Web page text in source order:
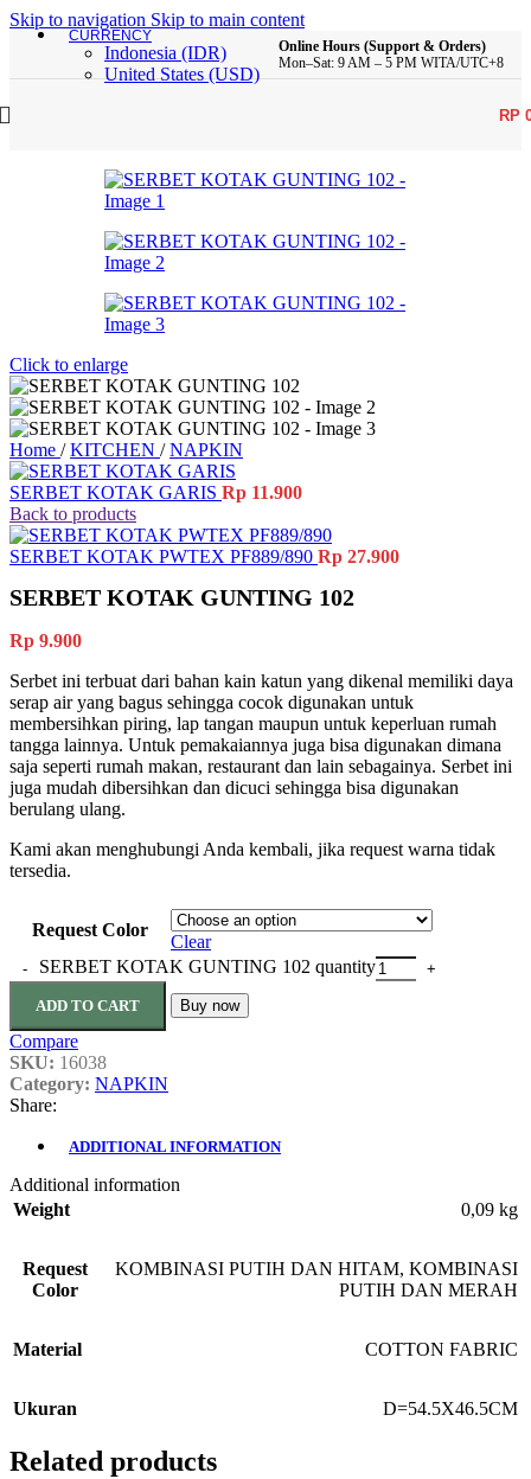
Skip to navigation Skip to main content
CURRENCY
Indonesia (IDR)
United States (USD)
Online Hours (Support & Orders)
Mon–Sat: 9 AM – 5 PM WITA/UTC+8
RP
Click to enlarge
Home / KITCHEN / NAPKIN
SERBET KOTAK GARIS Rp 11.900
Back to products
SERBET KOTAK PWTEX PF889/890 Rp 27.900
SERBET KOTAK GUNTING 102
Rp 9.900
Serbet ini terbuat dari bahan kain katun yang dikenal memiliki daya
serap air yang bagus sehingga cocok digunakan untuk
membersihkan piring, lap tangan maupun untuk keperluan rumah
tangga lainnya. Untuk pemakaiannya juga bisa digunakan dimana
saja seperti rumah makan, restaurant dan lain sebagainya. Serbet ini
juga mudah dibersihkan dan dicuci sehingga bisa digunakan
berulang ulang.
Kami akan menghubungi Anda kembali, jika request warna tidak
tersedia.
Request Color
Clear
SERBET KOTAK GUNTING 102 quantity
ADD TO CART Buy now
Compare
SKU: 16038
Category: NAPKIN
Share:
ADDITIONAL INFORMATION
Additional information
Weight
0,09 kg
Request
Color
KOMBINASI PUTIH DAN HITAM, KOMBINASI
PUTIH DAN MERAH
Material COTTON FABRIC
Ukuran D=54.5X46.5CM
Related products